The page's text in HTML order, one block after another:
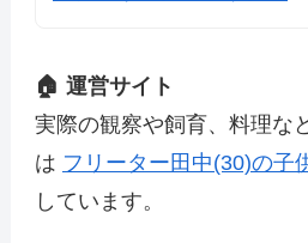
🏠 運営サイト
実際の観察や飼育、料理な
は フリーター田中(30)の子
しています。